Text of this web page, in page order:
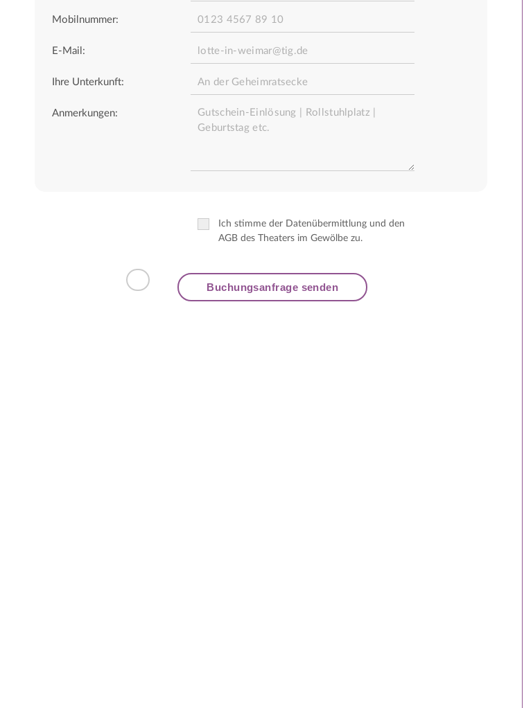
Mobilnummer:
E-Mail:
Ihre Unterkunft:
Anmerkungen:
Ich stimme der Datenübermittlung und den
AGB des Theaters im Gewölbe zu.